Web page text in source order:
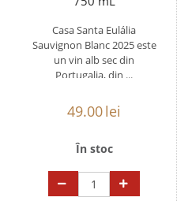
Casa Santa Eulália
Sauvignon Blanc 2025 este
un vin alb sec din
Portugalia, din ...
49.00lei
În stoc